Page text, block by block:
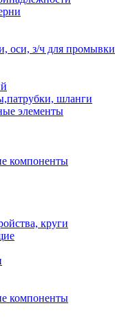
оси, з/ч для промывки
шланги
элементы
компоненты
круги
компоненты